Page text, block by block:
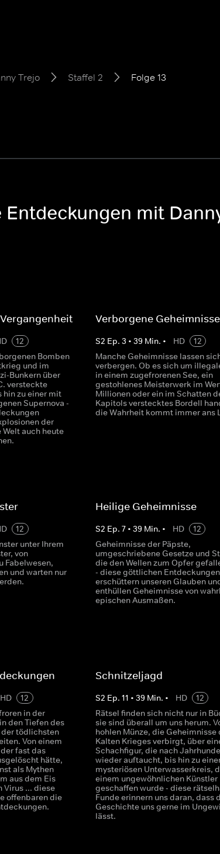
Trejo Staffel 2 Folge 13
mit
12
Bomben
und im
Bunkern über
versteckte
hin zu einer mit
Supernova -
der
auch heute
Verborgene Geheimnisse
S2 Ep. 3 • 39Min. • HD
12
Manche Geheimnisse lassen
verbergen. Ob es sich um
in einem zugefrorenen See, ein
gestohlenes Meisterwerk im
Millionen oder ein im Schatten
Kapitols verstecktes Bordell
die Wahrheit kommt immer ans
12
unter Ihrem
von
Fabelwesen,
und warten nur
Heilige Geheimnisse
S2 Ep. 7• 39Min. • HD
12
Geheimnisse der Päpste,
umgeschriebene Gesetze und
die den Wellen zum Opfer
- diese göttlichen Entdeckungen
erschüttern unseren Glauben
enthüllen Geheimnisse von
epischen Ausmaßen.
HD
12
in der
den Tiefen des
tödlichsten
Von einem
fast das
hätte,
als Mythen
aus dem Eis
... diese
offenbaren die
Schnitzeljagd
S2 Ep. 11 • 39Min. • HD
12
Rätsel finden sich nicht nur in
sie sind überall um uns herum.
hohlen Münze, die Geheimnisse
Kalten Krieges verbirgt, über
Schachfigur, die nach
wieder auftaucht, bis hin zu
mysteriösen Unterwasserkreis,
einem ungewöhnlichen Künstler
geschaffen wurde - diese
Funde erinnern uns daran, dass
Geschichte uns gerne im
lässt.